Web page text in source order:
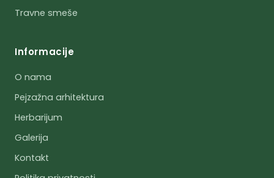
Travne smeše
Informacije
O nama
Pejzažna arhitektura
Herbarijum
Galerija
Kontakt